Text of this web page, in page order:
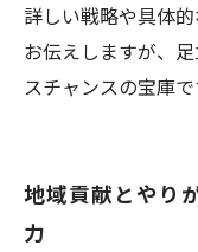
詳しい戦略や具体
お伝えしますが、
スチャンスの宝庫で
地域貢献とやり
力